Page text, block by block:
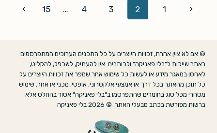
Page
Previous
1
2
3
4
…
15
Next
© אם לא צוין אחרת, זכויות היוצרים על כל התכנים הערוכים המתפרסמים
באתר שייכות ל"בלי פאניקה" ולכותבים. אין להעתיק, לשכפל, להקליט,
לאחסן במאגר מידע או לעשות כל שימוש אחר שמפר את זכויות היוצרים על
כל תוכן מהאתר בכל דרך או אמצעי אלקטרוני, אופטי, מכני או אחר. שימוש
מסחרי מכל סוג בחומרים שהתפרסמו ב"בלי פאניקה" אסור בהחלט אלא
ברשות מפורשת בכתב מבעלי האתר. © 2026 בלי פאניקה